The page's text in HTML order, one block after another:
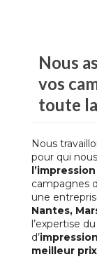
Nous
vos
toute
Nous
pour qui
campagnes
une
Nantes,
l’expertise
d’impression
meilleur prix